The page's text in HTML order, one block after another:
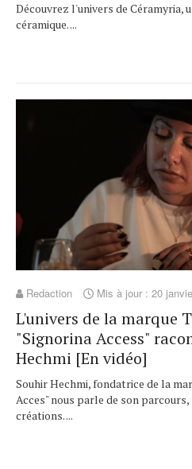
Découvrez l'univers de Céramyria,
céramique. ...
Redaction Mis à jour : 20
L'univers de la marque
"Signorina Access"
Hechmi [En vidéo]
Souhir Hechmi, fondatrice de la
Acces" nous parle de son
créations. ...